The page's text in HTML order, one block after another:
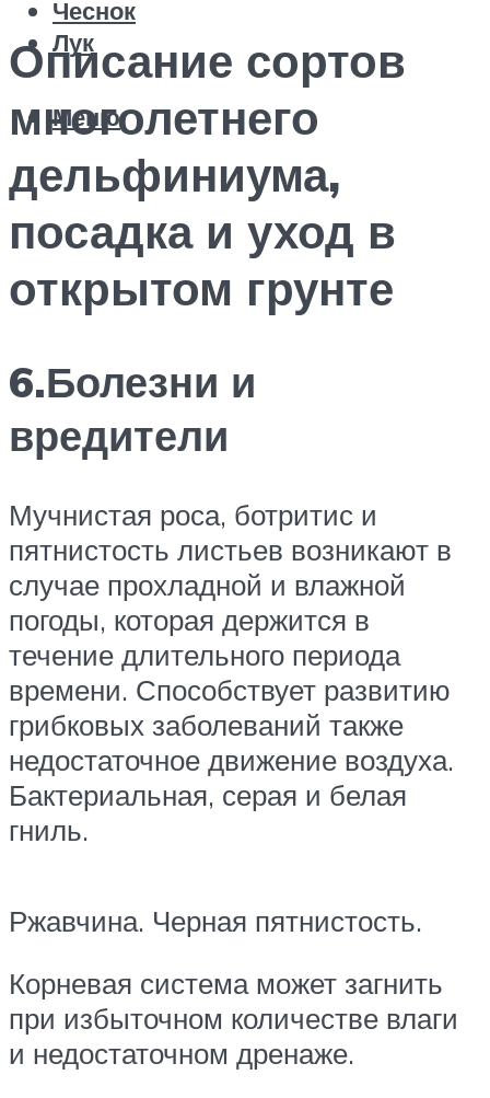
Чеснок
Лук
Меню
Описание сортов
многолетнего
дельфиниума,
посадка и уход в
открытом грунте
6.Болезни и
вредители
Мучнистая роса, ботритис и
пятнистость листьев возникают в
случае прохладной и влажной
погоды, которая держится в
течение длительного периода
времени. Способствует развитию
грибковых заболеваний также
недостаточное движение воздуха.
Бактериальная, серая и белая
гниль.
Ржавчина. Черная пятнистость.
Корневая система может загнить
при избыточном количестве влаги
и недостаточном дренаже.